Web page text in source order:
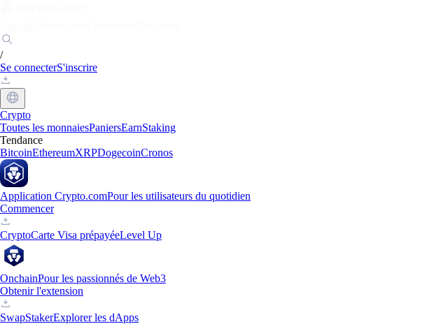
/
Se connecterS'inscrire
Crypto
Toutes les monnaiesPaniersEarnStaking
Tendance
BitcoinEthereumXRPDogecoinCronos
Application Crypto.comPour les utilisateurs du quotidien
Commencer
CryptoCarte Visa prépayéeLevel Up
OnchainPour les passionnés de Web3
Obtenir l'extension
SwapStakerExplorer les dApps